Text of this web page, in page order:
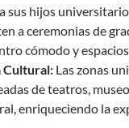
sus hijos
a ceremonias de
cómodo y
Cultural: Las zonas
de teatros,
enriqueciendo la